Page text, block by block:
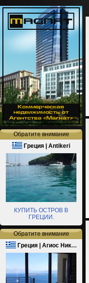
Обратите внимание
Греция | Antikeri
КУПИТЬ ОСТРОВ В
ГРЕЦИИ.
Обратите внимание
Греция | Агиос Ник…